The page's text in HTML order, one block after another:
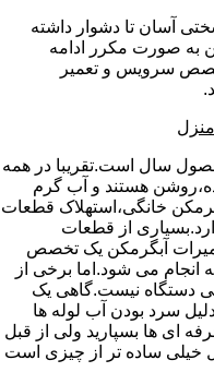
آسان تا دشوار داشته
به صورت مکرر ادامه
سرویس و تعمیر
فصول سال است.تقریبا در همه
هستند و آب گرم
خانگی،استهلاک قطعات
از قطعات
آبگرمکن یک تخصص
می شود.اما برخی از
دستگاه نیست.گاهی یک
سرد بودن آب لوله ها
ای ها بسپارید ولی از قبل
خیلی ساده تر از چیزی است